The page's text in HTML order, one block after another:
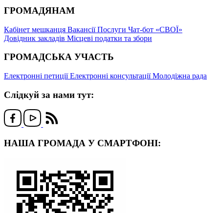
ГРОМАДЯНАМ
Кабінет мешканця ВакансіїПослуги Чат-бот «СВОЇ»
Довідник закладів Місцеві податки та збори
ГРОМАДСЬКА УЧАСТЬ
Електронні петиціїЕлектронні консультаціїМолодіжна рада
Слідкуй за нами тут:
НАША ГРОМАДА У СМАРТФОНІ: